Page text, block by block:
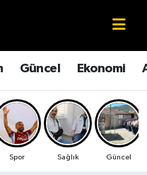
Güncel Ekonomi
Spor Sağlık Güncel
Röportajları
Eczaneler
Vakitleri
Haritası